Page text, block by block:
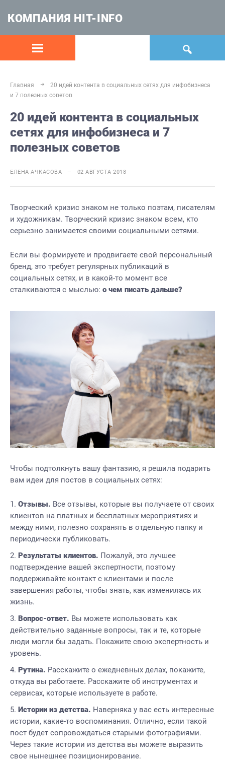
КОМПАНИЯ HIT-INFO
Главная
20 идей контента в социальных сетях для инфобизнеса
и 7 полезных советов
20 идей контента в социальных
сетях для инфобизнеса и 7
полезных советов
ЕЛЕНА АЧКАСОВА — 02 АВГУСТА 2018
Творческий кризис знаком не только поэтам, писателям
и художникам. Творческий кризис знаком всем, кто
серьезно занимается своими социальными сетями.
Если вы формируете и продвигаете свой персональный
бренд, это требует регулярных публикаций в
социальных сетях, и в какой-то момент все
сталкиваются с мыслью: о чем писать дальше?
Чтобы подтолкнуть вашу фантазию, я решила подарить
вам идеи для постов в социальных сетях:
Отзывы. Все отзывы, которые вы получаете от своих
клиентов на платных и бесплатных мероприятиях и
между ними, полезно сохранять в отдельную папку и
периодически публиковать.
Результаты клиентов. Пожалуй, это лучшее
подтверждение вашей экспертности, поэтому
поддерживайте контакт с клиентами и после
завершения работы, чтобы знать, как изменилась их
жизнь.
Вопрос-ответ. Вы можете использовать как
действительно заданные вопросы, так и те, которые
люди могли бы задать. Покажите свою экспертность и
уровень.
Рутина. Расскажите о ежедневных делах, покажите,
откуда вы работаете. Расскажите об инструментах и
сервисах, которые используете в работе.
Истории из детства. Наверняка у вас есть интересные
истории, какие-то воспоминания. Отлично, если такой
пост будет сопровождаться старыми фотографиями.
Через такие истории из детства вы можете выразить
свое нынешнее позиционирование.